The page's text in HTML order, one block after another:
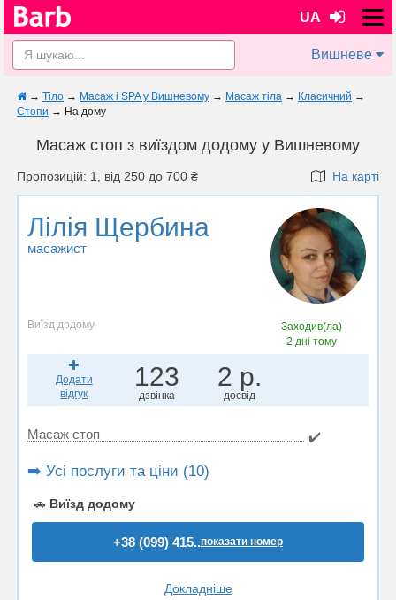
UA
Вишневе
→ Тіло → Масаж і SPA у Вишневому → Масаж тіла → Класичний →
Стопи → На дому
Масаж стоп з виїздом додому у Вишневому
Пропозицій: 1, від 250 до 700 ₴ На карті
Лілія Щербина
масажист
Виїзд додому
Заходив(ла)
2 дні тому
Додати
відгук
123
дзвінка
2 р.
досвід
Масаж стоп ✔️
➡️ Усі послуги та ціни (10)
🚗 Виїзд додому
+38 (099) 415..показати номер
Докладніше